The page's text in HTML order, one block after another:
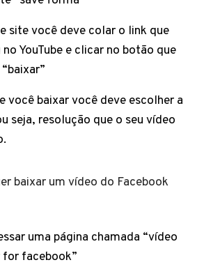
site você deve colar o link que
YouTube e clicar no botão que
você baixar você deve escolher a
seja, resolução que o seu vídeo
baixar um vídeo do Facebook
uma página chamada “vídeo
facebook”